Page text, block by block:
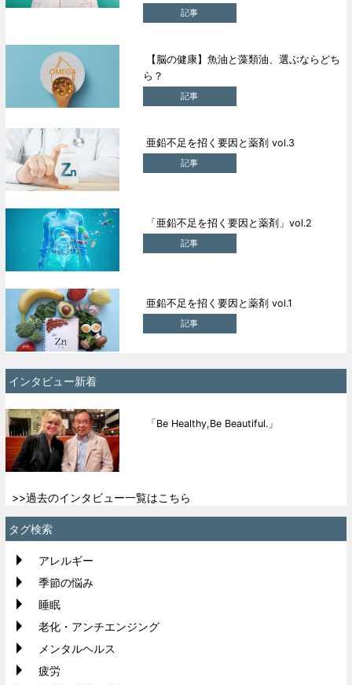
記事
【脳の健康】魚油と藻類油、選ぶならどち
ら？
記事
亜鉛不足を招く要因と薬剤 vol.3
記事
「亜鉛不足を招く要因と薬剤」vol.2
記事
亜鉛不足を招く要因と薬剤 vol.1
記事
インタビュー新着
「Be Healthy,Be Beautiful.」
>>過去のインタビュー一覧はこちら
タグ検索
アレルギー
季節の悩み
睡眠
老化・アンチエンジング
メンタルヘルス
疲労